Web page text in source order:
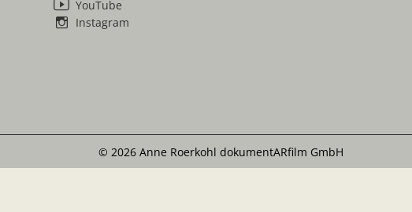
YouTube
Instagram
© 2026 Anne Roerkohl dokumentARfilm GmbH